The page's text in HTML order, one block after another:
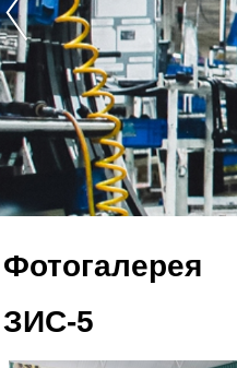
Фотогалерея
ЗИС-5